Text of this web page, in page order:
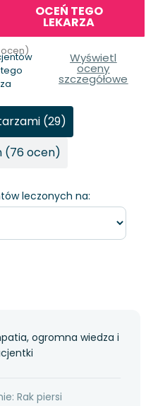
OCEŃ TEGO
LEKARZA
Wyświetl
oceny
szczegółowe
leczonych na:
(29)
(76 ocen)
ogromna wiedza i
Rak piersi